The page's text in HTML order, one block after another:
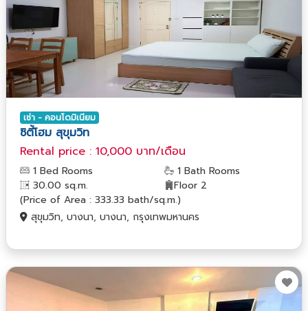
เช่า - คอนโดมิเนียม
ซิตี้โฮม สุขุมวิท
Rental price : 10,000 บาท/เดือน
1 Bed Rooms
1 Bath Rooms
30.00 sq.m.
Floor 2
(Price of Area : 333.33 bath/sq.m.)
สุขุมวิท, บางนา, บางนา, กรุงเทพมหานคร